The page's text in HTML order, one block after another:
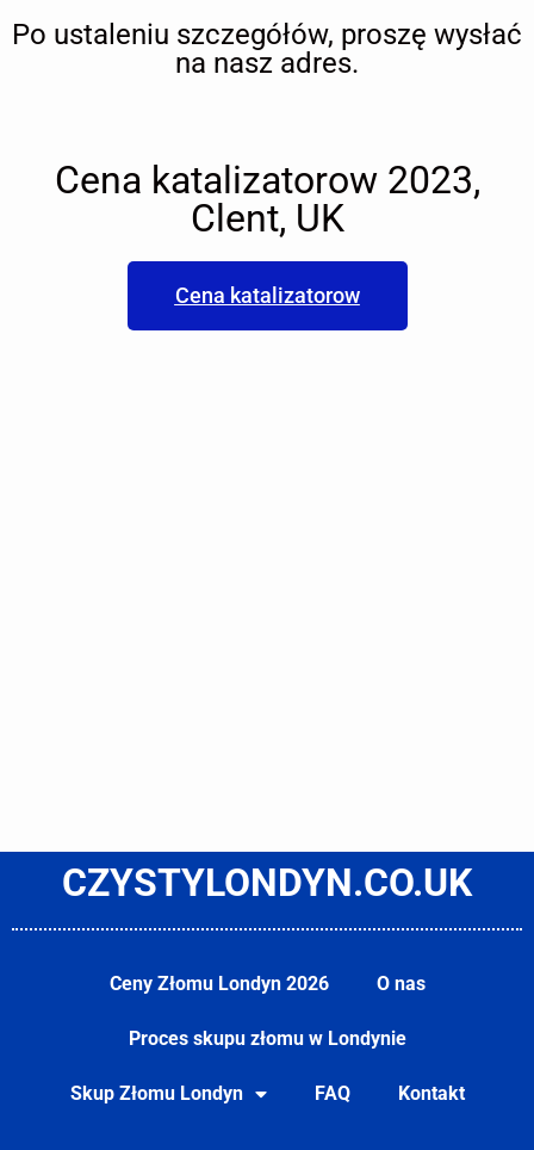
Po ustaleniu szczegółów, proszę wysłać
na nasz adres.
Cena katalizatorow 2023,
Clent, UK
Cena katalizatorow
CZYSTYLONDYN.CO.UK
Ceny Złomu Londyn 2026 O nas
Proces skupu złomu w Londynie
Skup Złomu Londyn FAQ Kontakt